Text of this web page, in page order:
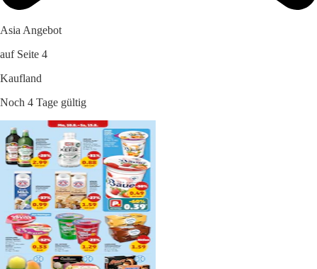
Asia Angebot
auf Seite 4
Kaufland
Noch 4 Tage gültig